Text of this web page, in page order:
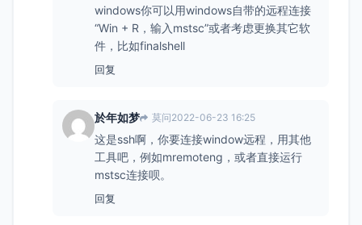
windows你可以用windows自带的远程连接
“Win + R，输入mstsc”或者考虑更换其它软
件，比如finalshell
回复
於年如梦 莫问2022-06-23 16:25
这是ssh啊，你要连接window远程，用其他
工具吧，例如mremoteng，或者直接运行
mstsc连接呗。
回复